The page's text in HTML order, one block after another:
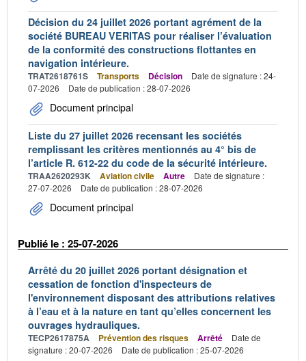
Décision du 24 juillet 2026 portant agrément de la
société BUREAU VERITAS pour réaliser l’évaluation
de la conformité des constructions flottantes en
navigation intérieure.
TRAT2618761S Transports Décision
Date de signature : 24-
07-2026
Date de publication : 28-07-2026
Document principal
Liste du 27 juillet 2026 recensant les sociétés
remplissant les critères mentionnés au 4° bis de
l’article R. 612-22 du code de la sécurité intérieure.
TRAA2620293K Aviation civile Autre
Date de signature :
27-07-2026
Date de publication : 28-07-2026
Document principal
Publié le : 25-07-2026
Arrêté du 20 juillet 2026 portant désignation et
cessation de fonction d'inspecteurs de
l'environnement disposant des attributions relatives
à l’eau et à la nature en tant qu’elles concernent les
ouvrages hydrauliques.
TECP2617875A Prévention des risques Arrêté
Date de
signature : 20-07-2026
Date de publication : 25-07-2026